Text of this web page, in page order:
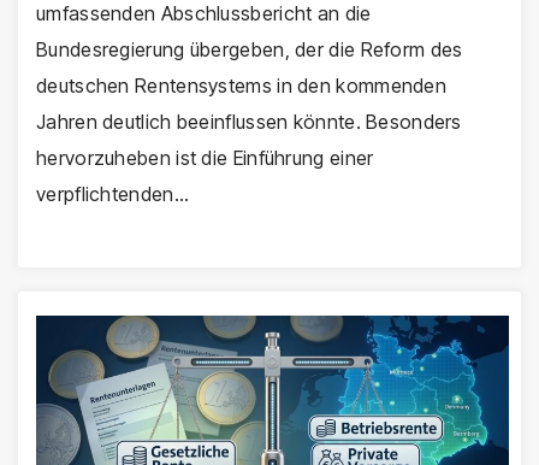
umfassenden Abschlussbericht an die
Bundesregierung übergeben, der die Reform des
deutschen Rentensystems in den kommenden
Jahren deutlich beeinflussen könnte. Besonders
hervorzuheben ist die Einführung einer
verpflichtenden…